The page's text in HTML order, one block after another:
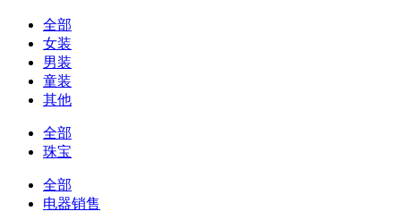
全部
女装
男装
童装
其他
全部
珠宝
全部
电器销售